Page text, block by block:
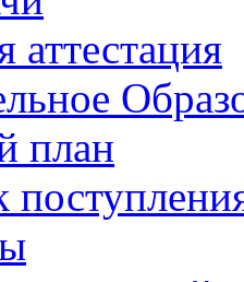
аттестация
план